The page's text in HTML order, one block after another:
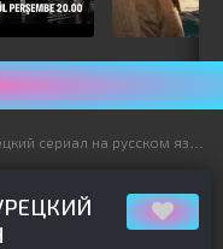
языке все серии смотреть онлайн бесплатно подряд